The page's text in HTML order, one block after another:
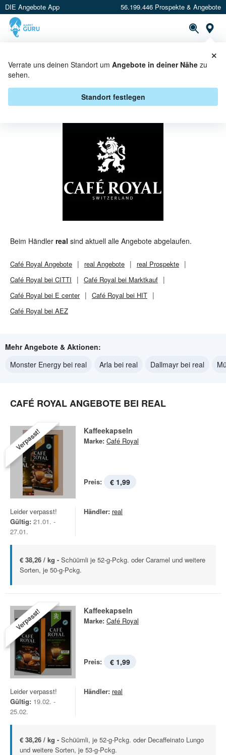
DIE Angebote App 56.199.446 Prospekte & Angebote
Verrate uns deinen Standort um Angebote in deiner Nähe zu
sehen.
Standort festlegen
×
CAFÉ ROYAL BEI REAL -
ANGEBOTE & AKTIONEN
Beim Händler real sind aktuell alle Angebote abgelaufen.
Café Royal Angebote real Angebote real Prospekte
Café Royal bei CITTI
Café Royal bei Marktkauf
Café Royal bei E center
Café Royal bei HIT
Café Royal bei AEZ
Mehr Angebote & Aktionen:
Monster Energy bei real
Arla bei real Dallmayr bei real
CAFÉ ROYAL ANGEBOTE BEI REAL
Verpasst! Kaffeekapseln
Marke: Café Royal
Preis: € 1,99
Leider verpasst!
Gültig: 21.01. -
27.01.
Händler: real
€ 38,26 / kg - Schüümli je 52-g-Pckg. oder Caramel und weitere
Sorten, je 50-g-Pckg.
Verpasst! Kaffeekapseln
Marke: Café Royal
Preis: € 1,99
Leider verpasst!
Gültig: 19.02. -
25.02.
Händler: real
€ 38,26 / kg - Schüümli, je 52-g-Pckg. oder Decaffeinato Lungo
und weitere Sorten, je 53-g-Pckg.